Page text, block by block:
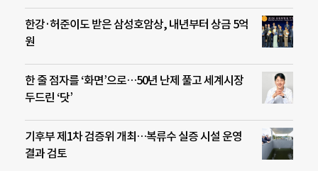
한강·허준이도 받은 삼성호암상, 내년부터 상금 5억
원
한 줄 점자를 ‘화면’으로…50년 난제 풀고 세계시장
두드린 ‘닷’
기후부 제1차 검증위 개최…복류수 실증 시설 운영
결과 검토